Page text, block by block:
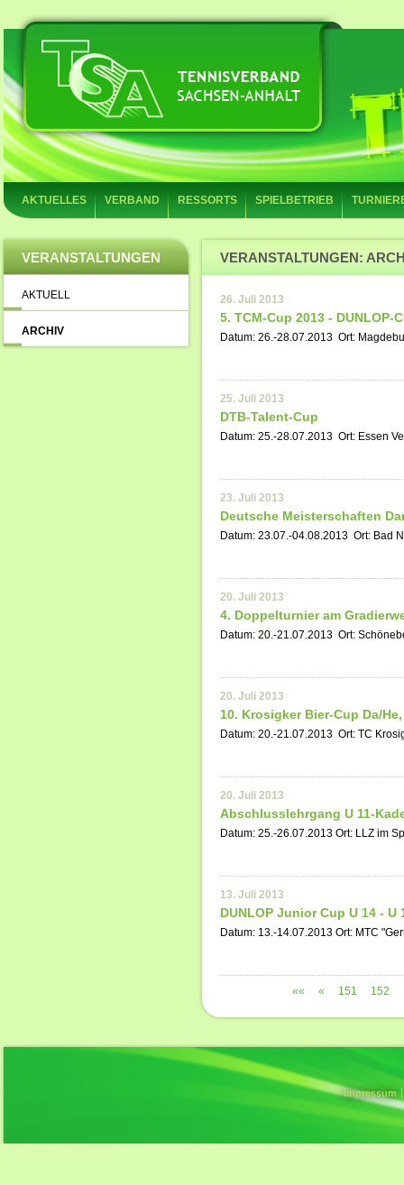
AKTUELLES VERBAND RESSORTS SPIELBETRIEB
VERANSTALTUNGEN
AKTUELL
ARCHIV
VERANSTALTUNGEN:
26. Juli 2013
5. TCM-Cup 2013 - DUNLOP-
Datum: 26.-28.07.2013 Ort:
25. Juli 2013
DTB-Talent-Cup
Datum: 25.-28.07.2013 Ort: Essen
23. Juli 2013
Deutsche Meisterschaften
Datum: 23.07.-04.08.2013 Ort: Bad
20. Juli 2013
4. Doppelturnier am
Datum: 20.-21.07.2013 Ort:
20. Juli 2013
10. Krosigker Bier-Cup Da/
Datum: 20.-21.07.2013 Ort: TC
20. Juli 2013
Abschlusslehrgang U 11-
Datum: 25.-26.07.2013 Ort: LLZ im
13. Juli 2013
DUNLOP Junior Cup U 14 - U
Datum: 13.-14.07.2013 Ort: MTC
«« « 151 152
Impressum